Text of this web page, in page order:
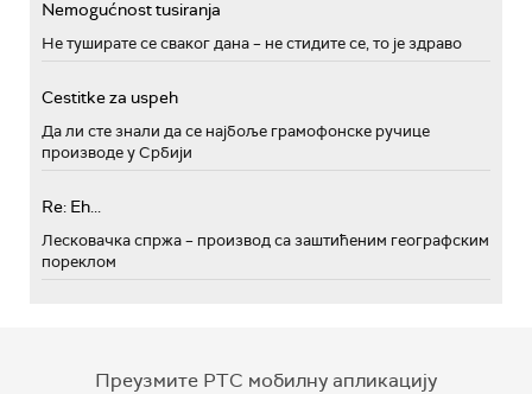
Nemogućnost tusiranja
Не туширате се сваког дана – не стидите се, то је здраво
Cestitke za uspeh
Да ли сте знали да се најбоље грамофонске ручице
производе у Србији
Re: Eh...
Лесковачка спржа – производ са заштићеним географским
пореклом
Преузмите РТС мобилну апликацију